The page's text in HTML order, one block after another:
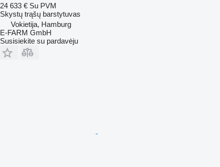
24 633 € Su PVM
Skystų trąšų barstytuvas
Vokietija, Hamburg
E-FARM GmbH
Susisiekite su pardavėju